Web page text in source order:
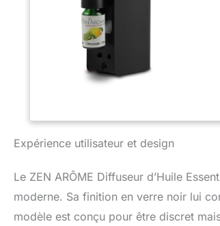
Expérience utilisateur et design
Le ZEN ARÔME Diffuseur d’Huile
moderne. Sa finition en verre noir lui
modèle est conçu pour être discret